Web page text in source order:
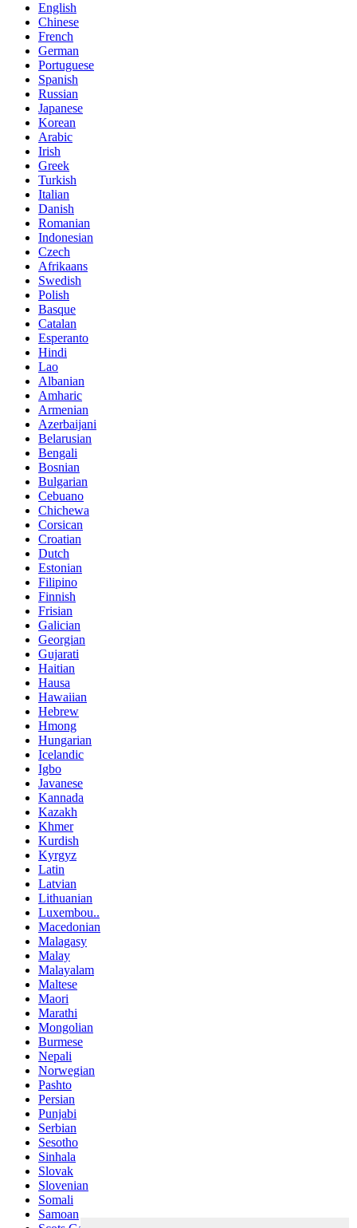
English
Chinese
French
German
Portuguese
Spanish
Russian
Japanese
Korean
Arabic
Irish
Greek
Turkish
Italian
Danish
Romanian
Indonesian
Czech
Afrikaans
Swedish
Polish
Basque
Catalan
Esperanto
Hindi
Lao
Albanian
Amharic
Armenian
Azerbaijani
Belarusian
Bengali
Bosnian
Bulgarian
Cebuano
Chichewa
Corsican
Croatian
Dutch
Estonian
Filipino
Finnish
Frisian
Galician
Georgian
Gujarati
Haitian
Hausa
Hawaiian
Hebrew
Hmong
Hungarian
Icelandic
Igbo
Javanese
Kannada
Kazakh
Khmer
Kurdish
Kyrgyz
Latin
Latvian
Lithuanian
Luxembou..
Macedonian
Malagasy
Malay
Malayalam
Maltese
Maori
Marathi
Mongolian
Burmese
Nepali
Norwegian
Pashto
Persian
Punjabi
Serbian
Sesotho
Sinhala
Slovak
Slovenian
Somali
Samoan